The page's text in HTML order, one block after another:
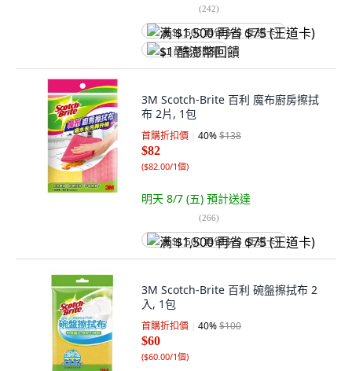
(242)
满 $1,500 再省 $75 (王道卡)
$1 酷澎幣回饋
3M Scotch-Brite 百利 魔布廚房擦拭
布 2片, 1包
首購折扣價 40%$138
$82
($82.00/1個)
明天 8/7 (五) 預計送達
(266)
满 $1,500 再省 $75 (王道卡)
3M Scotch-Brite 百利 碗盤擦拭布 2
入, 1包
首購折扣價 40%$100
$60
($60.00/1個)